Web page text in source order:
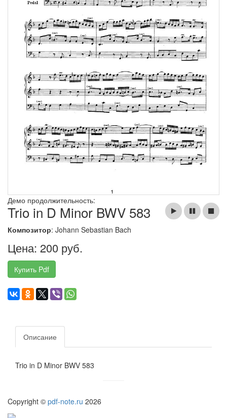
Демо продолжительность:
Trio in D Minor BWV 583
Композитор: Johann Sebastian Bach
Цена: 200 руб.
Купить Pdf
Описание
Trio in D Minor BWV 583
Copyright © pdf-note.ru 2026